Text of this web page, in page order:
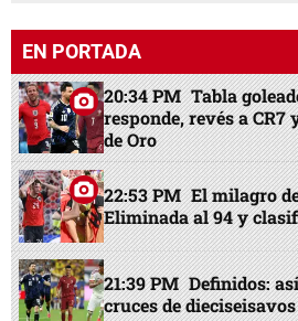
EN PORTADA
20:34 PM Tabla
responde, revés a
de Oro
22:53 PM El milagro
Eliminada al 94 y
21:39 PM Definidos:
cruces de